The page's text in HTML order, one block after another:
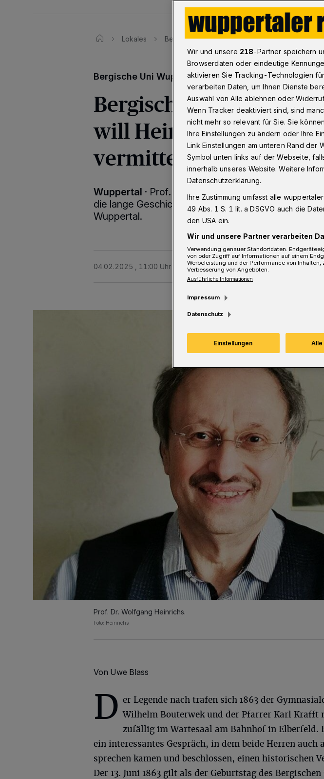
Lokales Bergischer Geschichtsverein will
Bergische Uni Wuppertal
Bergischer
will
vermitteln
Wuppertal · Prof. Dr. Wolfgang Heinrichs von der
die lange Geschichte des Bergischen
Wuppertal.
04.02.2025 , 11:00 Uhr 5 Minuten Lesezeit
Prof. Dr. Wolfgang Heinrichs.
Foto: Heinrichs
Von Uwe Blass
D er Legende nach trafen sich 1863 der
Wilhelm Bouterwek und der Pfarrer Karl Krafft
zufällig im Wartesaal am Bahnhof in Elberfeld.
ein interessantes Gespräch, in dem beide Herren auch
sprechen kamen und beschlossen, einen historischen
Der 13. Juni 1863 gilt als der Geburtstag des
Wir und unsere 218-Partner speichern
Browserdaten oder eindeutige
aktivieren Sie Tracking-Technologien
verarbeiten Daten, um Ihnen Dienste
Auswahl von Alle ablehnen oder
Wenn Tracker deaktiviert sind, sind
nicht mehr so relevant für Sie. Sie
Ihre Einstellungen zu ändern oder Ihre
Link Einstellungen am unteren Rand
Symbol unten links auf der Webseite,
innerhalb unseres Website. Weitere
Datenschutzerklärung.
Ihre Zustimmung umfasst alle
49 Abs. 1 S. 1 lit. a DSGVO auch die
den USA ein.
Wir und unsere Partner verarbeiten
Verwendung genauer Standortdaten.
von oder Zugriff auf Informationen auf einem
Werbeleistung und der Performance von
Verbesserung von Angeboten.
Ausführliche Informationen
Impressum
Datenschutz
Einstellungen Alle